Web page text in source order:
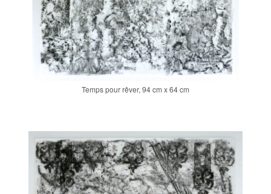
Temps pour rêver, 94 cm x 64 cm